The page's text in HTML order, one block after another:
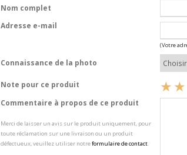
Nom complet
Adresse e-mail
(Votre
Connaissance de la photo
Note pour ce produit
Commentaire à propos de ce produit
Merci de laisser un avis sur le produit uniquement, pour
toute réclamation sur une livraison ou un produit
défectueux, veuillez utiliser notreformulaire de contact.